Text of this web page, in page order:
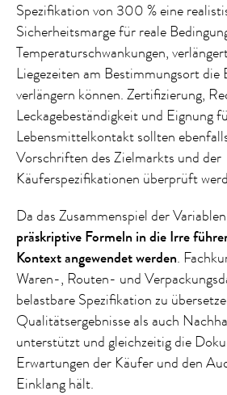
Spezifikation von 300 % eine
Sicherheitsmarge für reale
Temperaturschwankungen,
Liegezeiten am Bestimmungsort die
verlängern können. Zertifizierung,
Leckagebeständigkeit und Eignung
Lebensmittelkontakt sollten
Vorschriften des Zielmarkts und der
Käuferspezifikationen überprüft
Da das Zusammenspiel der
präskriptive Formeln in die Irre
Kontext angewendet werden.
Waren-, Routen- und
belastbare Spezifikation zu
Qualitätsergebnisse als auch
unterstützt und gleichzeitig die
Erwartungen der Käufer und den
Einklang hält.